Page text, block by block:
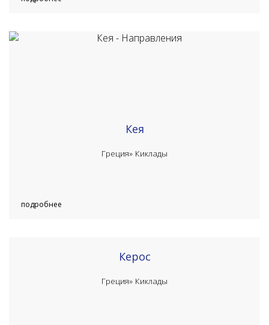
Кея
Греция» Киклады
подробнее
Керос
Греция» Киклады